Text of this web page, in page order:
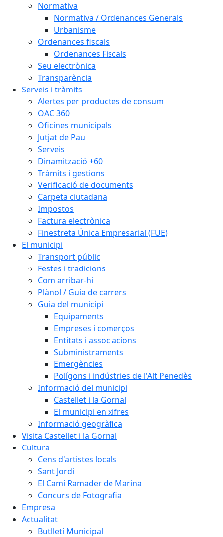
Normativa
Normativa / Ordenances Generals
Urbanisme
Ordenances fiscals
Ordenances Fiscals
Seu electrònica
Transparència
Serveis i tràmits
Alertes per productes de consum
OAC 360
Oficines municipals
Jutjat de Pau
Serveis
Dinamització +60
Tràmits i gestions
Verificació de documents
Carpeta ciutadana
Impostos
Factura electrònica
Finestreta Única Empresarial (FUE)
El municipi
Transport públic
Festes i tradicions
Com arribar-hi
Plànol / Guia de carrers
Guia del municipi
Equipaments
Empreses i comerços
Entitats i associacions
Subministraments
Emergències
Polígons i indústries de l'Alt Penedès
Informació del municipi
Castellet i la Gornal
El municipi en xifres
Informació geogràfica
Visita Castellet i la Gornal
Cultura
Cens d'artistes locals
Sant Jordi
El Camí Ramader de Marina
Concurs de Fotografia
Empresa
Actualitat
Butlletí Municipal